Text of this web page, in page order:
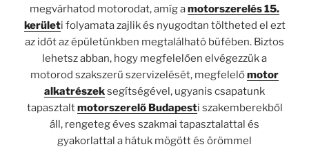
megvárhatod motorodat, amíg amotorszerelés 15.
kerületi folyamata zajlik és nyugodtan töltheted el ezt
az időt az épületünkben megtalálható büfében. Biztos
lehetsz abban, hogy megfelelően elvégezzük a
motorod szakszerű szervizelését, megfelelőmotor
alkatrészeksegítségével, ugyanis csapatunk
tapasztaltmotorszerelő Budapesti szakemberekből
áll, rengeteg éves szakmai tapasztalattal és
gyakorlattal a hátuk mögött és örömmel